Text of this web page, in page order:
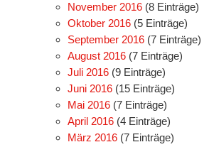
November 2016 (8 Einträge)
Oktober 2016 (5 Einträge)
September 2016 (7 Einträge)
August 2016 (7 Einträge)
Juli 2016 (9 Einträge)
Juni 2016 (15 Einträge)
Mai 2016 (7 Einträge)
April 2016 (4 Einträge)
März 2016 (7 Einträge)